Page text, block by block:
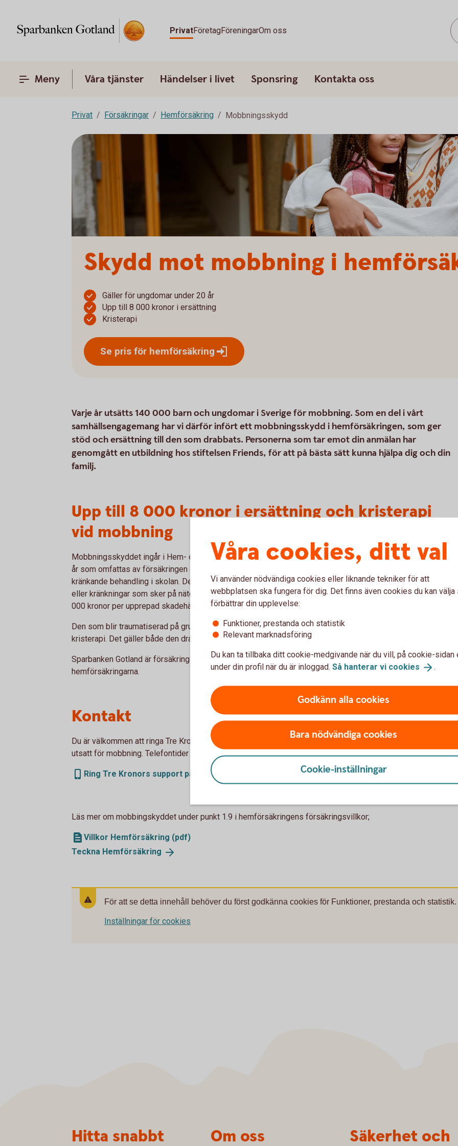
PrivatFöretagFöreningarOm oss
Meny Våra tjänster Händelser i livet Sponsring Kontakta oss
Privat Försäkringar Hemförsäkring Mobbningsskydd
Skydd mot mobbning i
Gäller för ungdomar under 20 år
Upp till 8 000 kronor i ersättning
Kristerapi
Se pris för hemförsäkring
Varje år utsätts 140 000 barn och ungdomar i Sverige för mobbning. Som en del i vårt
samhällsengagemang har vi därför infört ett mobbningsskydd i hemförsäkringen, som ger
stöd och ersättning till den som drabbats. Personerna som tar emot din anmälan har
genomgått en utbildning hos stiftelsen Friends, för att på bästa sätt kunna hjälpa dig och din
familj.
Upp till 8 000 kronor i ersättning och kristerapi
vid mobbning
Mobbningsskyddet ingår i Hem- och Villahem och gäller för barn och ungdomar under 20
år som omfattas av försäkringen och som drabbats av upprepad mobbning eller
kränkande behandling i skolan. Det kan till exempel vara att bli retad, slagen eller utfryst
eller kränkningar som sker på nätet. Mobbningsskyddet kan ge ersättning med upp till 8
000 kronor per upprepad skadehändelse, högst en gång per försäkrad och försäkringsår.
Den som blir traumatiserad på grund av mobbning har också rätt till 10 behandlingar
kristerapi. Det gäller både den drabbade och övriga som omfattas av försäkringen.
Sparbanken Gotland är försäkringsförmedlare och Tre Kronor försäkringsgivare för
hemförsäkringarna.
Kontakt
Du är välkommen att ringa Tre Kronors support och anmäla skada om ditt barn har blivit
utsatt för mobbning. Telefontider måndag till fredag 08.00-17.00.
Ring Tre Kronors support på 0771- 23 33 33
Läs mer om mobbingskyddet under punkt 1.9 i hemförsäkringens försäkringsvillkor;
Villkor Hemförsäkring (pdf)
Teckna Hemförsäkring
För att se detta innehåll behöver du först godkänna cookies för Funktioner, prestanda och statistik.
Inställningar för cookies
Våra cookies, ditt val
Vi använder nödvändiga cookies eller liknande tekniker för att
webbplatsen ska fungera för dig. Det finns även cookies du kan välja
förbättrar din upplevelse:
Funktioner, prestanda och statistik
Relevant marknadsföring
Du kan ta tillbaka ditt cookie-medgivande när du vill, på cookie-sidan
under din profil när du är inloggad. Så hanterar vi cookies .
Godkänn alla cookies
Bara nödvändiga cookies
Cookie-inställningar
Hitta snabbt Om oss Säkerhet och